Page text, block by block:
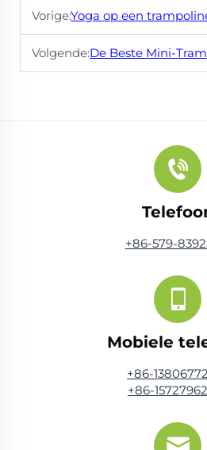
Vorige:Yoga op een trampoline: Een
Volgende:De Beste Mini-Trampolines
+86-579-
Mobiele
+86-
+86-